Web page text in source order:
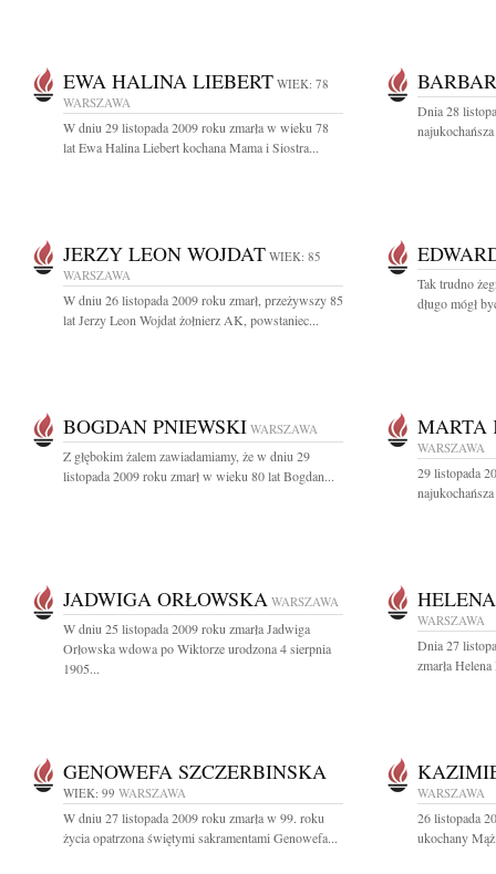
EWA HALINA LIEBERT WIEK: 78
WARSZAWA
W dniu 29 listopada 2009 roku zmarła w wieku 78
lat Ewa Halina Liebert kochana Mama i Siostra...
Dnia 28
JERZY LEON WOJDAT WIEK: 85
WARSZAWA
W dniu 26 listopada 2009 roku zmarł, przeżywszy 85
lat Jerzy Leon Wojdat żołnierz AK, powstaniec...
Tak trudno
długo mógł
BOGDAN PNIEWSKI WARSZAWA
Z głębokim żalem zawiadamiamy, że w dniu 29
listopada 2009 roku zmarł w wieku 80 lat Bogdan...
MARTA
WARSZAWA
29 listopada
JADWIGA ORŁOWSKA WARSZAWA
W dniu 25 listopada 2009 roku zmarła Jadwiga
Orłowska wdowa po Wiktorze urodzona 4 sierpnia
1905...
WARSZAWA
Dnia 27
zmarła
GENOWEFA SZCZERBINSKA
WIEK: 99 WARSZAWA
W dniu 27 listopada 2009 roku zmarła w 99. roku
życia opatrzona świętymi sakramentami Genowefa...
WARSZAWA
26 listopada
ukochany